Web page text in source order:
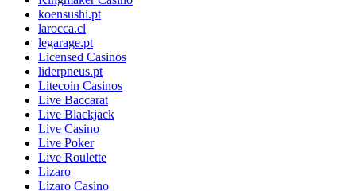
koensushi.pt
larocca.cl
legarage.pt
Licensed Casinos
liderpneus.pt
Litecoin Casinos
Live Baccarat
Live Blackjack
Live Casino
Live Poker
Live Roulette
Lizaro
Lizaro Casino